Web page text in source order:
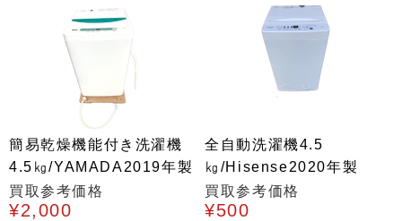
簡易乾燥機能付き洗濯機
4.5㎏/YAMADA2019年製
買取参考価格
¥2,000
全自動洗濯機4.5
㎏/Hisense2020年製
買取参考価格
¥500